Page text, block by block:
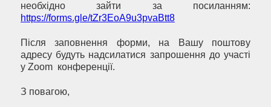
необхідно зайти за посиланням:
https://forms.gle/tZr3EoA9u3pvaBtt8
Після заповнення форми, на Вашу поштову
адресу будуть надсилатися запрошення до участі
у Zoom конференції.
З повагою,